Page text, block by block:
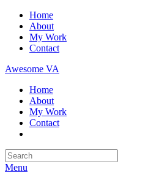
Skip
content
Home
About
My Work
Contact
Awesome VA
Home
About
My Work
Contact
Search
for:
Menu